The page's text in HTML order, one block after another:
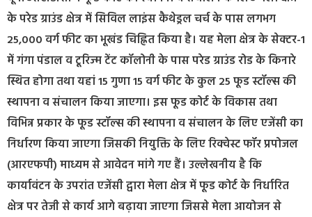
के परेड ग्राउंड क्षेत्र में सिविल लाइंस कैथेड्रल चर्च के पास लगभग
25,000 वर्ग फीट का भूखंड चिह्नित किया है। यह मेला क्षेत्र के सेक्टर-1
में गंगा पंडाल व टूरिज्म टेंट कॉलोनी के पास परेड ग्राउंड रोड के किनारे
स्थित होगा तथा यहां 15 गुणा 15 वर्ग फीट के कुल 25 फूड स्टॉल्स की
स्थापना व संचालन किया जाएगा। इस फूड कोर्ट के विकास तथा
विभिन्न प्रकार के फूड स्टॉल्स की स्थापना व संचालन के लिए एजेंसी का
निर्धारण किया जाएगा जिसकी नियुक्ति के लिए रिक्वेस्ट फॉर प्रपोजल
(आरएफपी) माध्यम से आवेदन मांगे गए हैं। उल्लेखनीय है कि
कार्यावंटन के उपरांत एजेंसी द्वारा मेला क्षेत्र में फूड कोर्ट के निर्धारित
क्षेत्र पर तेजी से कार्य आगे बढ़ाया जाएगा जिससे मेला आयोजन से